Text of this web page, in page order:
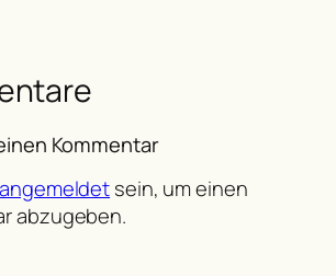
Kommentar
angemeldetsein, um einen
abzugeben.